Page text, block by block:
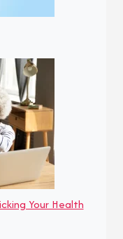
Your Health